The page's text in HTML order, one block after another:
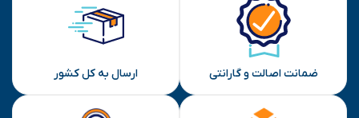
ضمانت اصالت و گارانتی ارسال به کل کشور